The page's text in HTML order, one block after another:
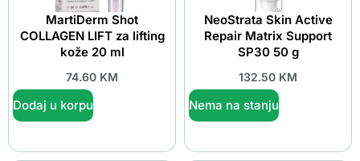
MartiDerm Shot
COLLAGEN LIFT za lifting
kože 20 ml
74.60 KM
Dodaj u korpu
NeoStrata Skin Active
Repair Matrix Support
SP30 50 g
132.50 KM
Nema na stanju